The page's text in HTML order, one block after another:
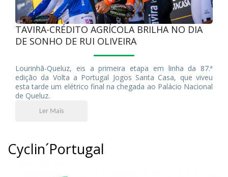
TAVIRA-CRÉDITO AGRÍCOLA BRILHA NO DIA
DE SONHO DE RUI OLIVEIRA
Lourinhã-Queluz, eis a primeira etapa em linha da 87.ª
edição da Volta a Portugal Jogos Santa Casa, que viveu
esta tarde um elétrico final na chegada ao Palácio Nacional
de Queluz.
Ler Mais
Cyclin´Portugal